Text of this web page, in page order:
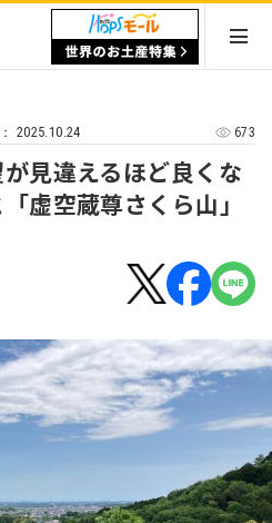
2025.10.24 673
が見違えるほど良くな
虚空蔵尊さくら山」